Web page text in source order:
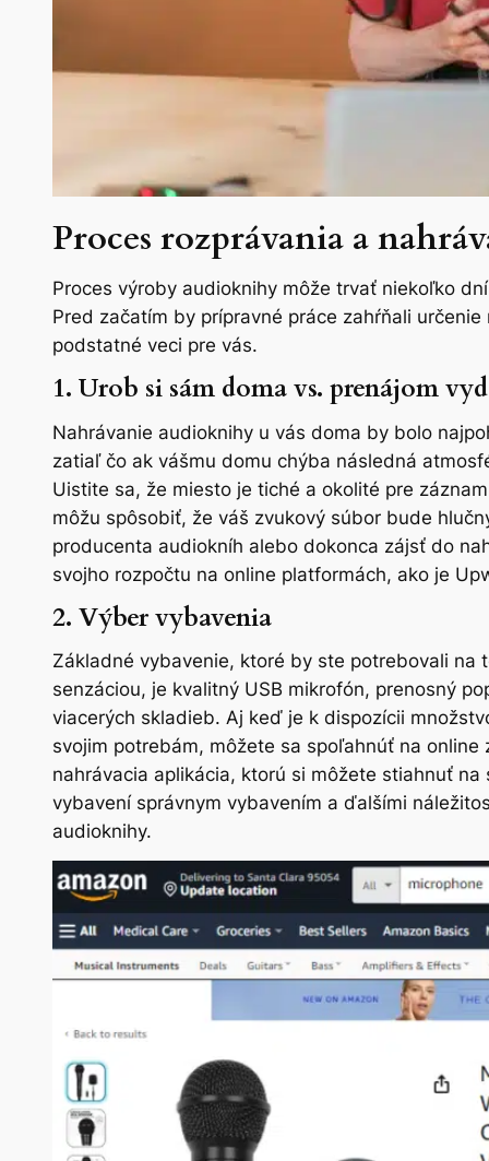
Proces rozprávania a
Proces výroby audioknihy môže trvať niekoľko
Pred začatím by prípravné práce zahŕňali
podstatné veci pre vás.
1. Urob si sám doma vs. prenájom
Nahrávanie audioknihy u vás doma by bolo
zatiaľ čo ak vášmu domu chýba následná
Uistite sa, že miesto je tiché a okolité pre
môžu spôsobiť, že váš zvukový súbor bude
producenta audiokníh alebo dokonca zájsť do
svojho rozpočtu na online platformách, ako je
2. Výber vybavenia
Základné vybavenie, ktoré by ste potrebovali
senzáciou, je kvalitný USB mikrofón, prenosný
viacerých skladieb. Aj keď je k dispozícii
svojim potrebám, môžete sa spoľahnúť na
nahrávacia aplikácia, ktorú si môžete stiahnuť
vybavení správnym vybavením a ďalšími
audioknihy.